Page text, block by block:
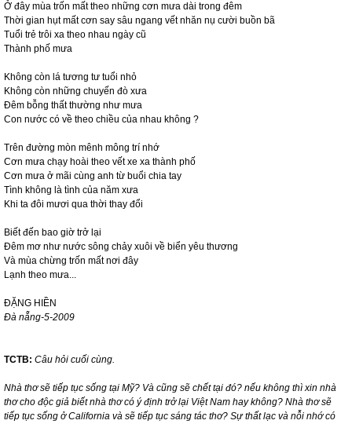
Ở đây mùa trốn mất theo những cơn mưa dài trong đêm
Thời gian hụt mất cơn say sâu ngang vết nhăn nụ cười buồn bã
Tuổi trẻ trôi xa theo nhau ngày cũ
Thành phố mưa
Không còn lá tương tư tuổi nhỏ
Không còn những chuyến đò xưa
Đêm bỗng thất thường như mưa
Con nước có về theo chiều của nhau không ?
Trên đường mòn mênh mông trí nhớ
Cơn mưa chạy hoài theo vết xe xa thành phố
Cơn mưa ở mãi cùng anh từ buổi chia tay
Tình không là tình của năm xưa
Khi ta đôi mươi qua thời thay đổi
Biết đến bao giờ trở lại
Đêm mơ như nước sông chảy xuôi về biển yêu thương
Và mùa chừng trốn mất nơi đây
Lạnh theo mưa...
ĐẶNG HIỀN
Đà nẵng-5-2009
TCTB: Câu hỏi cuối cùng.
Nhà thơ sẽ tiếp tục sống tại Mỹ? Và cũng sẽ chết tại đó? nếu không thì xin nhà
thơ cho độc giả biết nhà thơ có ý định trở lại ViệtNam hay không? Nhà thơ sẽ
tiếp tục sống ởCalifornia và sẽ tiếp tục sáng tác thơ? Sự thất lạc và nỗi nhớ có